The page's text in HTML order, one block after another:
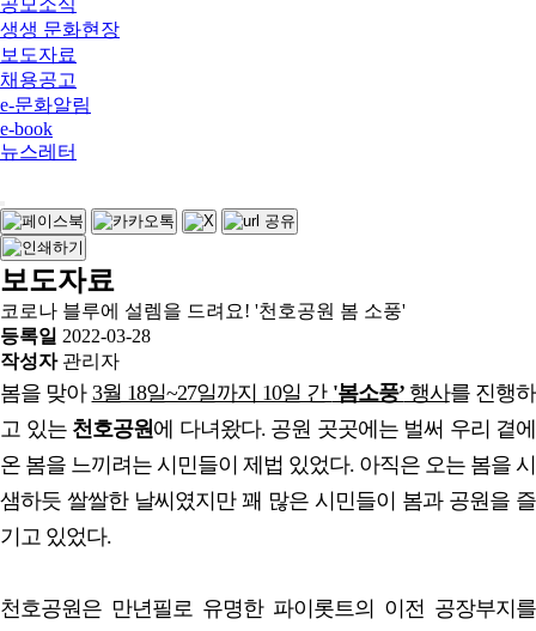
공모소식
생생 문화현장
보도자료
채용공고
e-문화알림
e-book
뉴스레터
보도자료
코로나 블루에 설렘을 드려요! '천호공원 봄 소풍'
등록일 2022-03-28
작성자 관리자
봄을 맞아 3월 18일~27일까지 10일 간 '봄소풍’행사를 진행하
고 있는 천호공원에 다녀왔다. 공원 곳곳에는 벌써 우리 곁에
온 봄을 느끼려는 시민들이 제법 있었다. 아직은 오는 봄을 시
샘하듯 쌀쌀한 날씨였지만 꽤 많은 시민들이 봄과 공원을 즐
기고 있었다.
천호공원은 만년필로 유명한 파이롯트의 이전 공장부지를